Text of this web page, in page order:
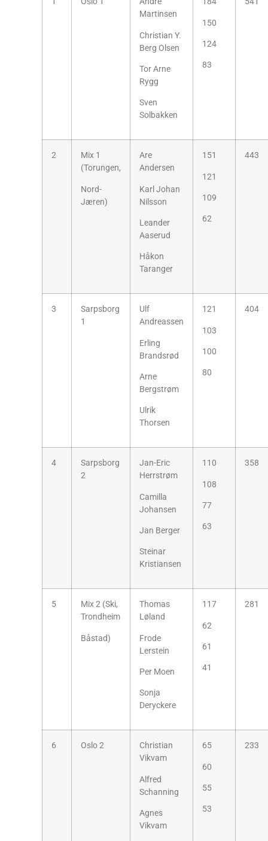
Martinsen
Christian Y.
Berg Olsen
Tor Arne
Rygg
Sven
Solbakken
150
124
83
2
Mix 1
(Torungen,
Nord-
Jæren)
Are
Andersen
Karl Johan
Nilsson
Leander
Aaserud
Håkon
Taranger
151
121
109
62
443
3
Sarpsborg
1
Ulf
Andreassen
Erling
Brandsrød
Arne
Bergstrøm
Ulrik
Thorsen
121
103
100
80
404
4
Sarpsborg
2
Jan-Eric
Herrstrøm
Camilla
Johansen
Jan Berger
Steinar
Kristiansen
110
108
77
63
358
5
Mix 2 (Ski,
Trondheim
Båstad)
Thomas
Løland
Frode
Lerstein
Per Moen
Sonja
Deryckere
117
62
61
41
281
6 Oslo 2
Christian
Vikvam
Alfred
Schanning
Agnes
Vikvam
65
60
55
53
233